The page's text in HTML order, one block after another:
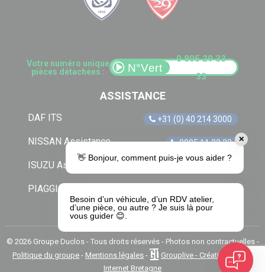
Votre numéro unique
pièces détachées :
0 805 29 33
33
ASSISTANCE
DAF ITS +31 (0) 40 214 3000
NISSAN Assistance 0805 11 22 33
ISUZU Assistance
PIAGGIO Assistance
© 2026 Groupe Duclos - Tous droits réservés - Photos non contractuelles -
Politique du groupe - Mentions légales -
Grouplive - Création de site
Internet Bretagne
✕
👋 Bonjour, comment puis-je vous aider ?
Besoin d’un véhicule, d’un RDV atelier,
d’une pièce, ou autre ? Je suis là pour
vous guider 😊.